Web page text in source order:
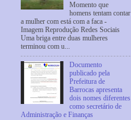
Momento que
homens tentam contar
a mulher com está com a faca -
Imagem Reprodução Redes Sociais
Uma briga entre duas mulheres
terminou com u...
Documento
publicado pela
Prefeitura de
Barrocas apresenta
dois nomes diferentes
como secretário de
Administração e Finanças